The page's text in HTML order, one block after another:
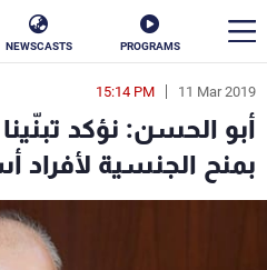
PROGRAMS
NEWSCASTS
11 Mar 2019
15:14 PM
أبو الحسن: نؤكد تبنّينا
بمنح الجنسية لأفراد
en
الأخبار
سياسة